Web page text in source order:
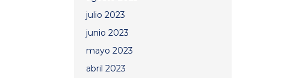
julio 2023
junio 2023
mayo 2023
abril 2023